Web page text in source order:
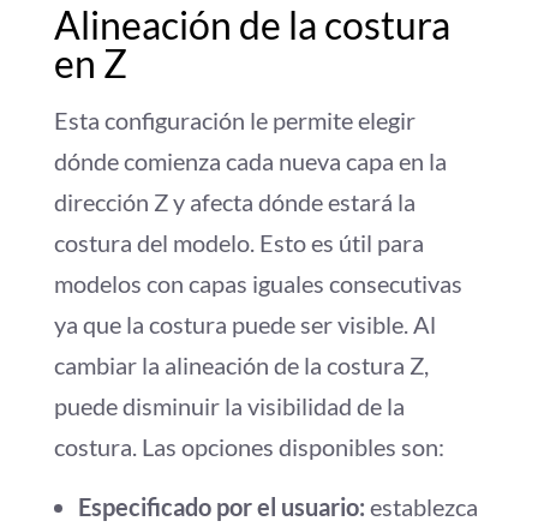
Alineación de la costura
en Z
Esta configuración le permite elegir
dónde comienza cada nueva capa en la
dirección Z y afecta dónde estará la
costura del modelo. Esto es útil para
modelos con capas iguales consecutivas
ya que la costura puede ser visible. Al
cambiar la alineación de la costura Z,
puede disminuir la visibilidad de la
costura. Las opciones disponibles son:
Especificado por el usuario: establezca